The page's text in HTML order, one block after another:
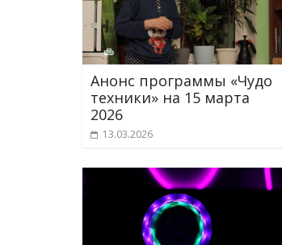
Анонс программы «Чудо
техники» на 15 марта
2026
13.03.2026